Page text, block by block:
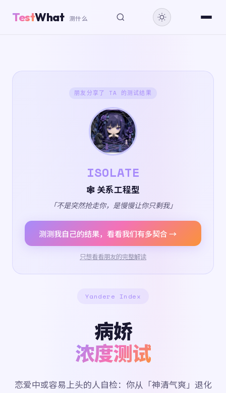
TestWhat 测什么
朋友分享了 TA 的测试结果
ISOLATE
🕸️ 关系工程型
「不是突然抢走你，是慢慢让你只剩我」
测测我自己的结果，看看我们有多契合 →
只想看看朋友的完整解读
Yandere Index
病娇
浓度测试
恋爱中或容易上头的人自检：你从「神清气爽」退化